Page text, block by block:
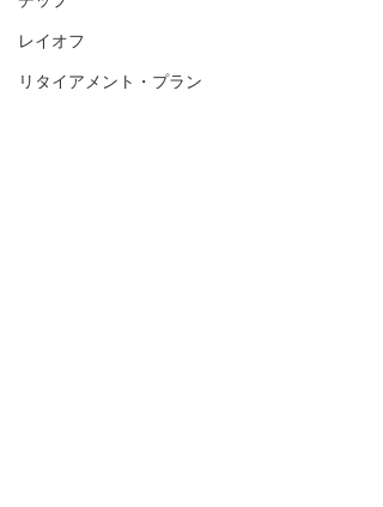
レイオフ
リタイアメント・プラン